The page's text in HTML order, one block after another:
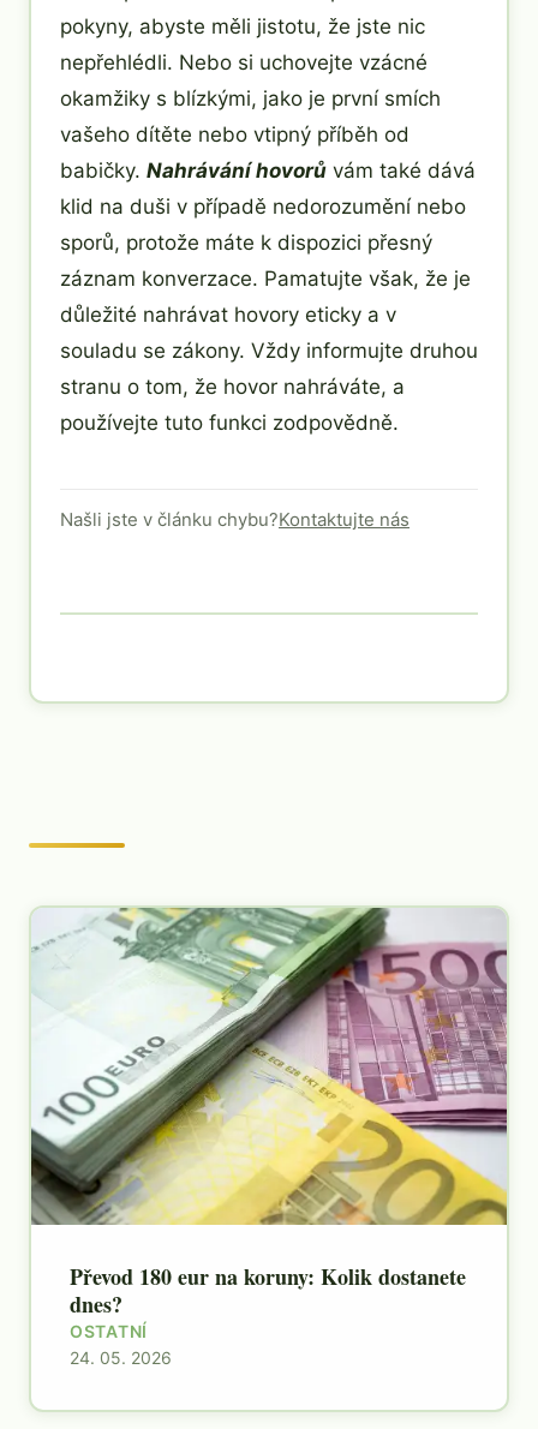
pokyny, abyste měli jistotu, že jste nic
nepřehlédli. Nebo si uchovejte vzácné
okamžiky s blízkými, jako je první smích
vašeho dítěte nebo vtipný příběh od
babičky. Nahrávání hovorů vám také dává
klid na duši v případě nedorozumění nebo
sporů, protože máte k dispozici přesný
záznam konverzace. Pamatujte však, že je
důležité nahrávat hovory eticky a v
souladu se zákony. Vždy informujte druhou
stranu o tom, že hovor nahráváte, a
používejte tuto funkci zodpovědně.
Našli jste v článku chybu?Kontaktujte nás
Převod 180 eur na koruny: Kolik dostanete
dnes?
OSTATNÍ
24. 05. 2026